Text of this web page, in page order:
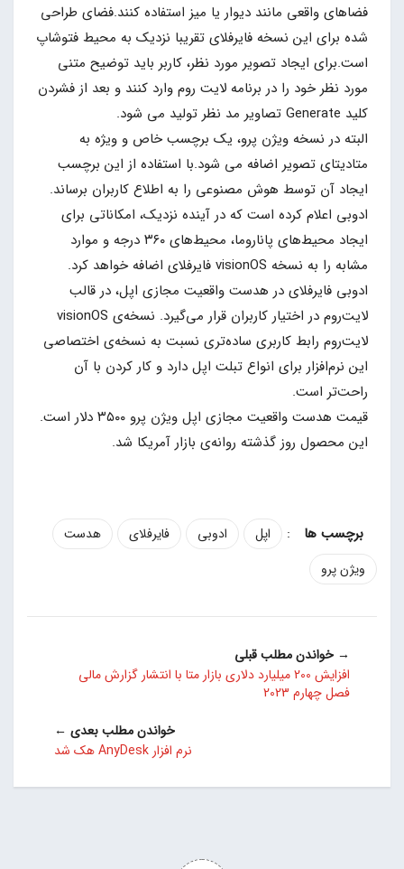
فضاهای واقعی مانند دیوار یا میز استفاده کنند.فضای طراحی
شده برای این نسخه فایرفلای تقریبا نزدیک به محیط فتوشاپ
است.برای ایجاد تصویر مورد نظر، کاربر باید توضیح متنی
مورد نظر خود را در برنامه لایت روم وارد کنند و بعد از فشردن
کلید Generate تصاویر مد نظر تولید می شود.
البته در نسخه ویژن پرو، یک برچسب خاص و ویژه به
متادیتای تصویر اضافه می شود.با استفاده از این برچسب
ایجاد آن توسط هوش مصنوعی را به اطلاع کاربران برساند.
ادوبی اعلام کرده است که در آینده نزدیک، امکاناتی برای
ایجاد محیط‌های پاناروما، محیط‌های ۳۶۰ درجه و موارد
مشابه را به نسخه visionOS فایرفلای اضافه خواهد کرد.
ادوبی فایرفلای در هدست واقعیت مجازی اپل، در قالب
لایت‌روم در اختیار کاربران قرار می‌گیرد. نسخه‌ی visionOS
لایت‌روم رابط کاربری ساده‌تری نسبت به نسخه‌ی اختصاصی
این نرم‌افزار برای انواع تبلت اپل دارد و کار کردن با آن
راحت‌تر است.
قیمت هدست واقعیت مجازی اپل ویژن پرو ۳۵۰۰ دلار است.
این محصول روز گذشته روانه‌ی بازار آمریکا شد.
: اپل ادوبی فایرفلای
هدست
ویژن پرو
→ خواندن مطلب قبلی
افزایش 200 میلیارد دلاری بازار متا با انتشار گزارش مالی
فصل چهارم 2023
خواندن مطلب بعدی ←
نرم افزار AnyDesk هک شد